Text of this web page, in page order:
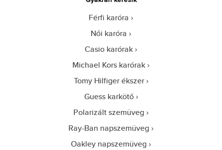
Férfi karóra
Női karóra
Casio karórak
Michael Kors karórak
Tomy Hilfiger ékszer
Guess karkötő
Polarizált szemüveg
Ray-Ban napszemüveg
Oakley napszemüveg